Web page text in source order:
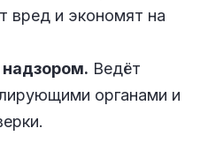
вред и экономят на
Ведёт
органами и